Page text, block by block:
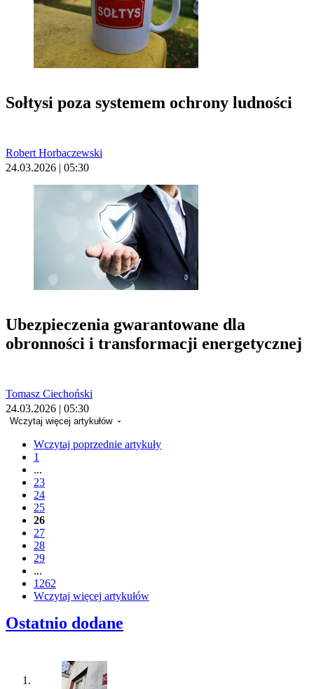
Sołtysi poza systemem ochrony ludności
Robert Horbaczewski
24.03.2026 | 05:30
Ubezpieczenia gwarantowane dla
obronności i transformacji energetycznej
Tomasz Ciechoński
24.03.2026 | 05:30
Wczytaj więcej artykułów
Wczytaj poprzednie artykuły
1
...
23
24
25
26
27
28
29
...
1262
Wczytaj więcej artykułów
Ostatnio dodane